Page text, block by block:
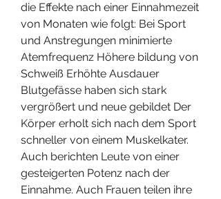
die Effekte nach einer Einnahmezeit
von Monaten wie folgt: Bei Sport
und Anstregungen minimierte
Atemfrequenz Höhere bildung von
Schweiß Erhöhte Ausdauer
Blutgefässe haben sich stark
vergrößert und neue gebildet Der
Körper erholt sich nach dem Sport
schneller von einem Muskelkater.
Auch berichten Leute von einer
gesteigerten Potenz nach der
Einnahme. Auch Frauen teilen ihre